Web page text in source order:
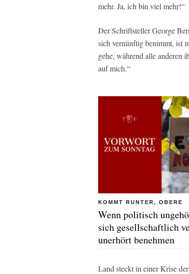
mehr. Ja, ich bin viel mehr!“
Der Schriftsteller George
sich vernünftig benimmt, ist
gehe, während alle anderen
auf mich.“
KOMMT RUNTER, OBERE
Wenn politisch
sich gesellschaftlich
unerhört benehmen
Land steckt in einer Krise